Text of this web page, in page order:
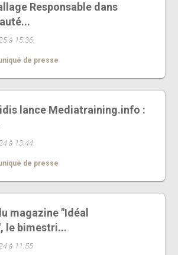
Responsable dans
à 15:36
de presse
lance Mediatraining.info :
à 13:44
de presse
magazine "Idéal
le bimestri...
à 11:55